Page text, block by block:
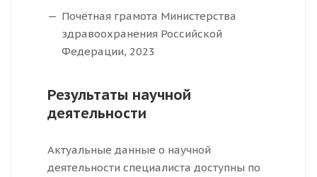
Почётная грамота Министерства
здравоохранения Российской
Федерации, 2023
Результаты научной
деятельности
Актуальные данные о научной
деятельности специалиста доступны по